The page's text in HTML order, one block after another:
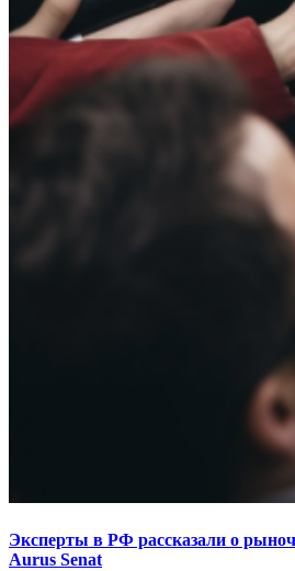
Эксперты в РФ рассказали о
Aurus Senat